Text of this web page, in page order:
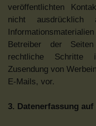
veröffentlichten
nicht ausdrücklich
Betreiber der
rechtliche Schritte
Zusendung von
E-Mails, vor.
3. Datenerfassung